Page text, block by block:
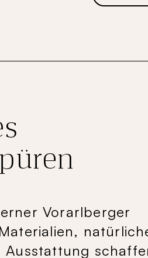
Vorarlberger